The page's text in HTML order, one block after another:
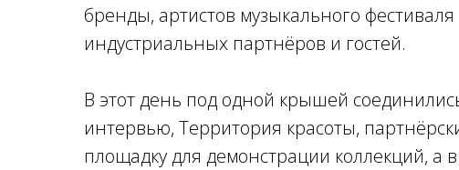
бренды, артистов музыкального
индустриальных партнёров и гостей.
В этот день под одной крышей
интервью, Территория красоты,
площадку для демонстрации коллекций, а